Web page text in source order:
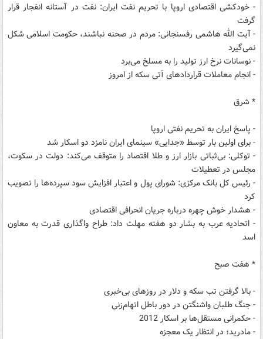
- خودکشی اقتصادی اروپا با تحریم نفت ایران: نفت در آستانه انفجار قرار
گرفت
- آیت الله هاشمی رفسنجانی: مردم در صحنه نباشند، حکومت اسلامی شکل
نمی‌گیرد
- نوسانات نرخ ارز تولید را به مسلخ می‌برد
- انجام معاملات قراردادهای آتی سکه از امروز
* شرق
- پاسخ ایران به تحریم نفتی اروپا
- برای اولین بار توسط «جدایی» سینمای ایران نامزد دو اسکار شد
- توکلی: بی‌ثباتی بازار ارز و طلا اقتصاد را متوقف می‌کند: دولت در سکوت،
مجلس در تعطیلات
- رئیس کل بانک مرکزی: شورای پول و اعتبار افزایش سود سپرده‌ها را تصویب
کرد
- هشدار خوش چهره درباره جریان انحرافی اقتصادی
- اتحادیه عرب به بشار دو هفته مهلت داد: طراح واگذاری قدرت به معاون
اسد
* هفت صبح
- بالا گرفتن تب سکه و دلار در روزهای بی‌خبری
- جنگ طلبان واشنگتن در دور باطل اتهام‌زنی
- حکمرانی مستقل‌ها بر اسکار 2012
- مادرید؛ در انتظار یک معجزه